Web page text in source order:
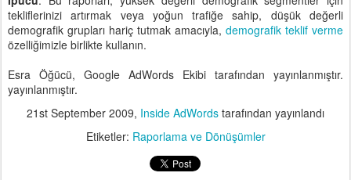
tekliflerinizi artırmak veya yoğun trafiğe sahip, düşük değerli
demografik grupları hariç tutmak amacıyla, demografik teklif verme
özelliğimizle birlikte kullanın.
Esra Öğücü, Google AdWords Ekibi tarafından yayınlanmıştır.
yayınlanmıştır.
21st September 2009, Inside AdWords tarafından yayınlandı
Etiketler: Raporlama ve Dönüşümler